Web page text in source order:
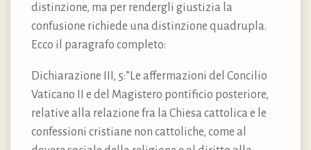
distinzione, ma per rendergli giustizia la
confusione richiede una distinzione quadrupla.
Ecco il paragrafo completo:
Dichiarazione III, 5:”Le affermazioni del Concilio
Vaticano II e del Magistero pontificio posteriore,
relative alla relazione fra la Chiesa cattolica e le
confessioni cristiane non cattoliche, come al